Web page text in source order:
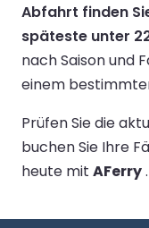
Abfahrt finden
späteste unter
nach Saison und
einem
Prüfen Sie die
buchen Sie Ihre
heute mit AFerry.